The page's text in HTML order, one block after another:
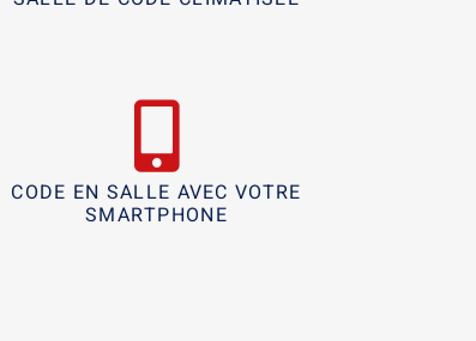
CODE EN SALLE AVEC VOTRE
SMARTPHONE